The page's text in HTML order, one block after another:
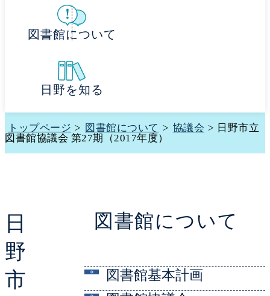
図書館について
日野を知る
トップページ > 図書館について > 協議会 > 日野市立
図書館協議会 第27期（2017年度）
日
野
市
図書館について
図書館基本計画